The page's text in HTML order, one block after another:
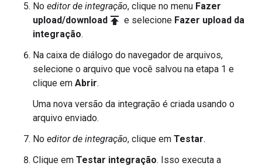
No editor de integração, clique no menu Fazer
upload/download publish e selecione Fazer upload da
integração.
Na caixa de diálogo do navegador de arquivos,
selecione o arquivo que você salvou na etapa 1 e
clique em Abrir.
Uma nova versão da integração é criada usando o
arquivo enviado.
No editor de integração, clique em Testar.
Clique em Testar integração. Isso executa a